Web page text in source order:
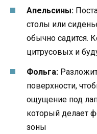
Апельсины:
столы или
обычно садится.
цитрусовых и
Фольга:
поверхности,
ощущение под
который делает
зоны